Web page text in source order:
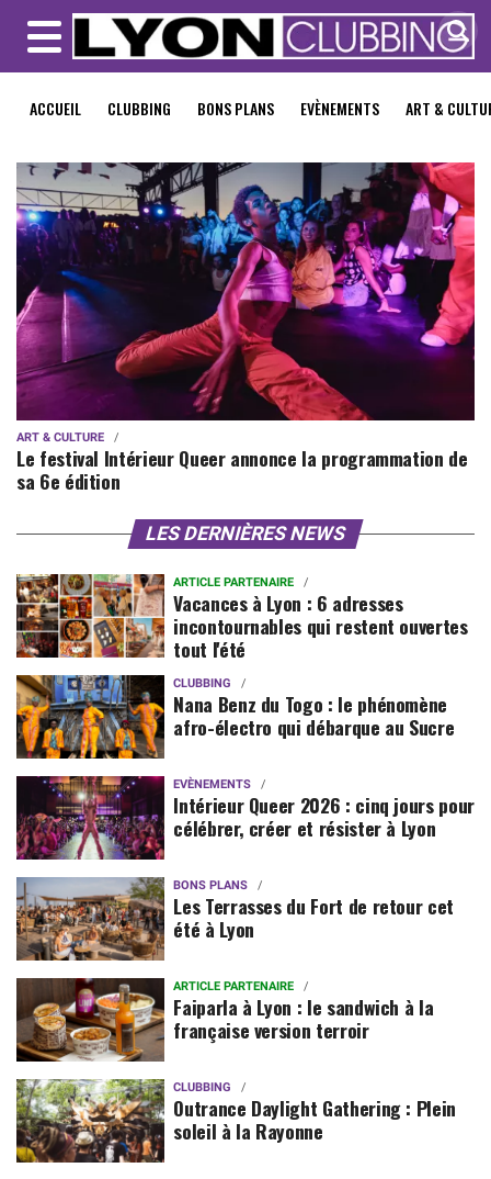
MENU
ACCUEIL CLUBBING BONS PLANS EVÈNEMENTS ART &
ART & CULTURE
Le festival Intérieur Queer annonce la programmation de
sa 6e édition
LES DERNIÈRES NEWS
ARTICLE PARTENAIRE
Vacances à Lyon : 6 adresses
incontournables qui restent ouvertes
tout l'été
CLUBBING
Nana Benz du Togo : le phénomène
afro-électro qui débarque au Sucre
EVÈNEMENTS
Intérieur Queer 2026 : cinq jours pour
célébrer, créer et résister à Lyon
BONS PLANS
Les Terrasses du Fort de retour cet
été à Lyon
ARTICLE PARTENAIRE
Faiparla à Lyon : le sandwich à la
française version terroir
CLUBBING
Outrance Daylight Gathering : Plein
soleil à la Rayonne